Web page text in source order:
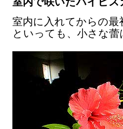
室内で咲いたハイビス
室内に入れてからの最
といっても、小さな蕾